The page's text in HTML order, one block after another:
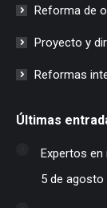
Reforma de
Proyecto y
Reformas
Últimas
Expertos
5 de agosto